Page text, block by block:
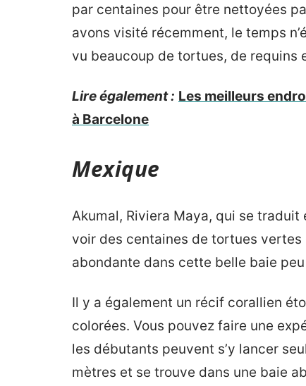
par centaines pour être nettoyées
avons visité récemment, le temps
vu beaucoup de tortues, de requins
Lire également : Les meilleurs
à Barcelone
Mexique
Akumal, Riviera Maya, qui se
voir des centaines de tortues vertes
abondante dans cette belle baie
Il y a également un récif corallien
colorées. Vous pouvez faire une
les débutants peuvent s’y lancer
mètres et se trouve dans une baie